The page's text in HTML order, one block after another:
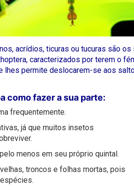
acrídios, ticuras ou tucuras são
caracterizados por terem o
lhes permite deslocarem-se aos
como fazer a sua parte:
frequentemente.
já que muitos insetos
menos em seu próprio quintal.
troncos e folhas mortas, pois